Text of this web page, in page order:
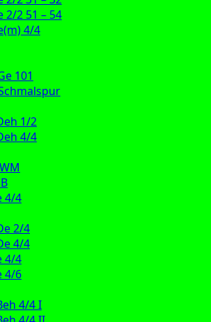
2/2 51 – 54
4/4
101
1/2
4/4
4/4
2/4
4/4
4/4
4/6
4/4 I